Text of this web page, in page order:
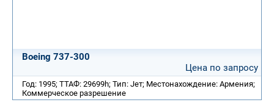
Boeing 737-300
Цена по запросу
Год: 1995; ТТАФ: 29699h; Тип: Jет; Местонахождение: Армения;
Коммерческое разрешение